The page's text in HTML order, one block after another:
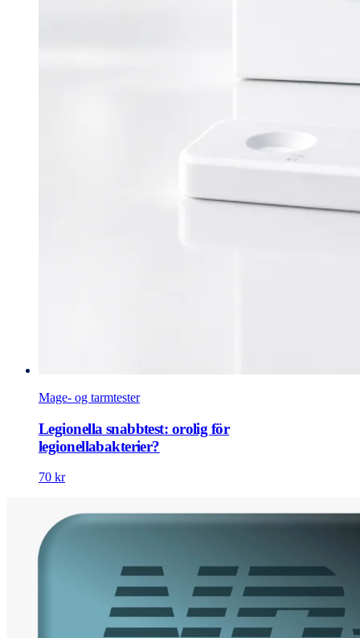
Mage- og tarmtester
Legionella snabbtest: orolig för
legionellabakterier?
70 kr